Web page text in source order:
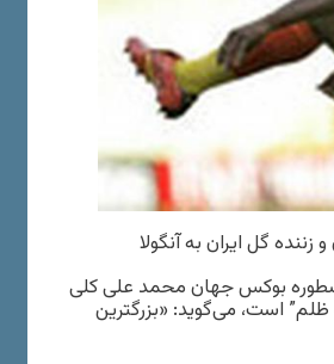
بوکس جهان محمد علی کلی
است، می‌گوید: «بزرگترین